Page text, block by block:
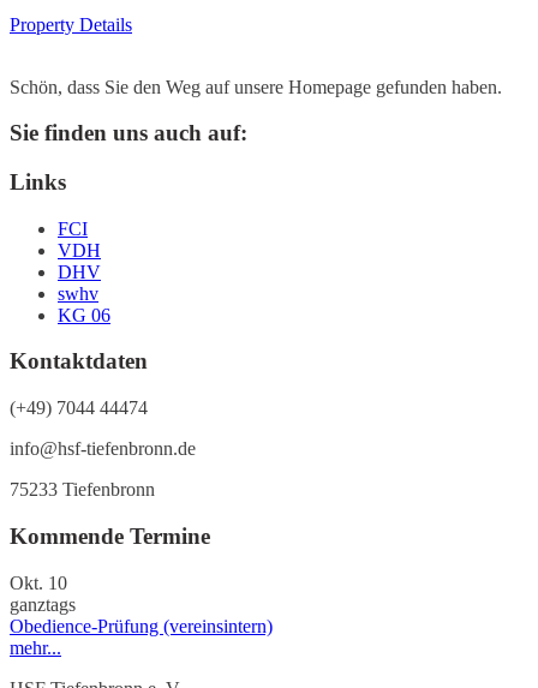
Property Details
Schön, dass Sie den Weg auf unsere Homepage gefunden haben.
Sie finden uns auch auf:
Links
FCI
VDH
DHV
swhv
KG 06
Kontaktdaten
(+49) 7044 44474
info@hsf-tiefenbronn.de
75233 Tiefenbronn
Kommende Termine
Okt. 10
ganztags
Obedience-Prüfung (vereinsintern)
mehr...